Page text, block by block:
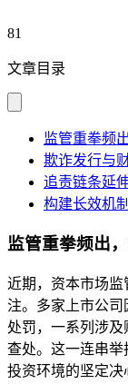
81
文章目录
监管重拳频
欺诈发行与
追责链条延
构建长效机
监管重拳频出
近期，资本市场
注。多家上市公
处罚，一系列涉
查处。这一连串
投资环境的坚定